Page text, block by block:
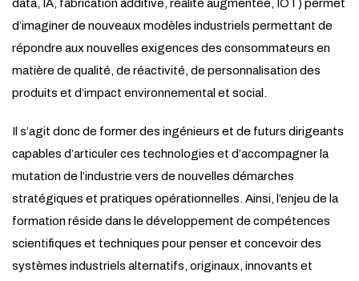
data, IA, fabrication additive, réalité augmentée, IOT) permet
d’imaginer de nouveaux modèles industriels permettant de
répondre aux nouvelles exigences des consommateurs en
matière de qualité, de réactivité, de personnalisation des
produits et d’impact environnemental et social.
Il s’agit donc de former des ingénieurs et de futurs dirigeants
capables d’articuler ces technologies et d’accompagner la
mutation de l’industrie vers de nouvelles démarches
stratégiques et pratiques opérationnelles. Ainsi, l’enjeu de la
formation réside dans le développement de compétences
scientifiques et techniques pour penser et concevoir des
systèmes industriels alternatifs, originaux, innovants et